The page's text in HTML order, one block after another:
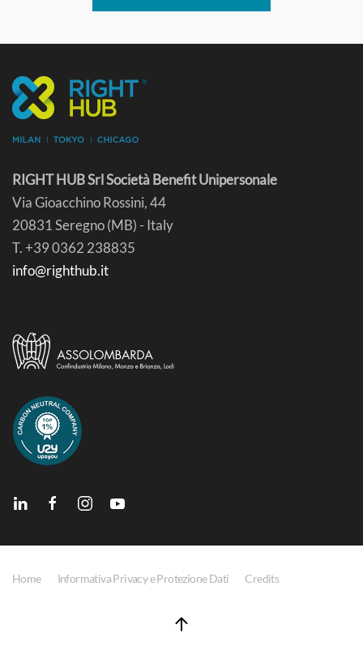
RIGHT HUB Srl Società Benefit Unipersonale
Via Gioacchino Rossini, 44
20831 Seregno (MB) - Italy
T. +39 0362 238835
info@righthub.it
Home Informativa Privacy e Protezione Dati Credits